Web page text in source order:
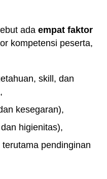
ada empat faktor
kompetensi peserta,
skill, dan
kesegaran),
higienitas),
terutama pendinginan